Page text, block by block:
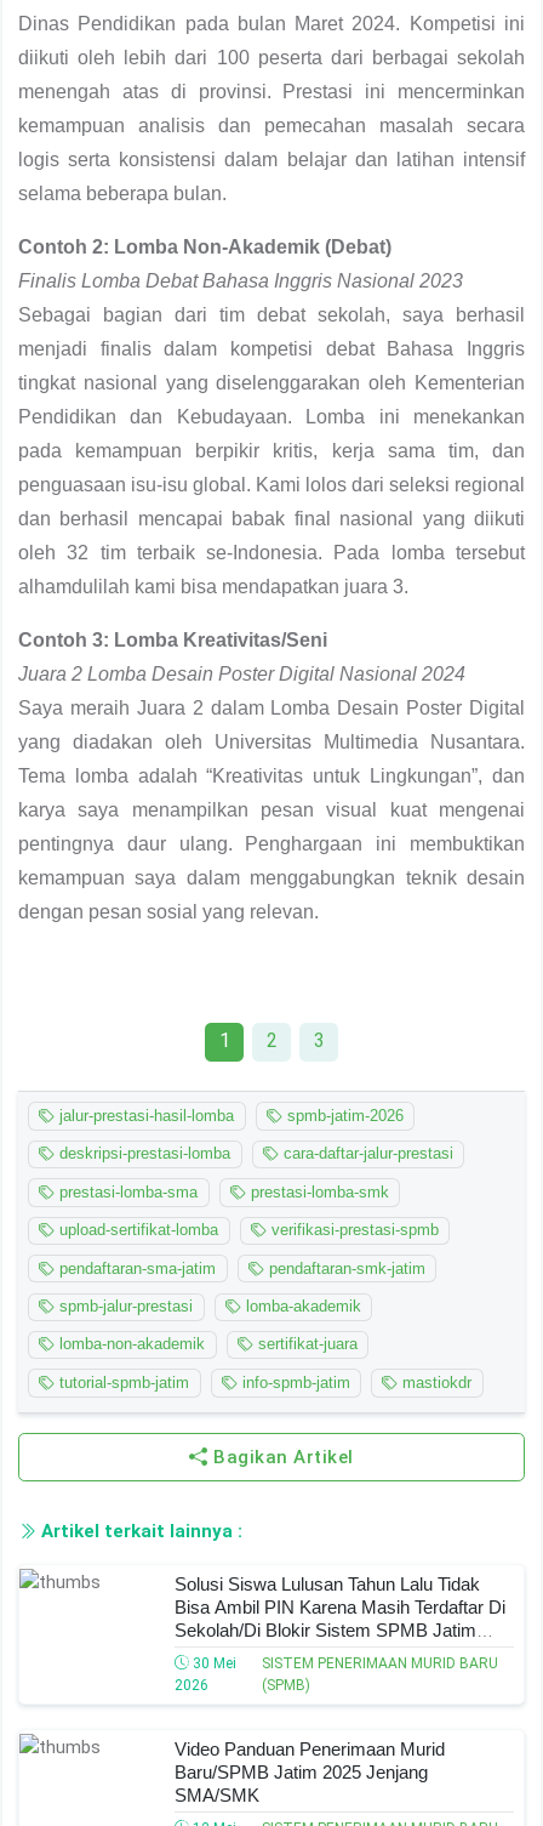
Dinas Pendidikan pada bulan Maret 2024. Kompetisi ini
diikuti oleh lebih dari 100 peserta dari berbagai sekolah
menengah atas di provinsi. Prestasi ini mencerminkan
kemampuan analisis dan pemecahan masalah secara
logis serta konsistensi dalam belajar dan latihan intensif
selama beberapa bulan.
Contoh 2: Lomba Non-Akademik (Debat)
Finalis Lomba Debat Bahasa Inggris Nasional 2023
Sebagai bagian dari tim debat sekolah, saya berhasil
menjadi finalis dalam kompetisi debat Bahasa Inggris
tingkat nasional yang diselenggarakan oleh Kementerian
Pendidikan dan Kebudayaan. Lomba ini menekankan
pada kemampuan berpikir kritis, kerja sama tim, dan
penguasaan isu-isu global. Kami lolos dari seleksi regional
dan berhasil mencapai babak final nasional yang diikuti
oleh 32 tim terbaik se-Indonesia. Pada lomba tersebut
alhamdulilah kami bisa mendapatkan juara 3.
Contoh 3: Lomba Kreativitas/Seni
Juara 2 Lomba Desain Poster Digital Nasional 2024
Saya meraih Juara 2 dalam Lomba Desain Poster Digital
yang diadakan oleh Universitas Multimedia Nusantara.
Tema lomba adalah “Kreativitas untuk Lingkungan”, dan
karya saya menampilkan pesan visual kuat mengenai
pentingnya daur ulang. Penghargaan ini membuktikan
kemampuan saya dalam menggabungkan teknik desain
dengan pesan sosial yang relevan.
1 2 3
jalur-prestasi-hasil-lomba spmb-jatim-2026
deskripsi-prestasi-lomba cara-daftar-jalur-prestasi
prestasi-lomba-sma prestasi-lomba-smk
upload-sertifikat-lomba verifikasi-prestasi-spmb
pendaftaran-sma-jatim pendaftaran-smk-jatim
spmb-jalur-prestasi lomba-akademik
lomba-non-akademik sertifikat-juara
tutorial-spmb-jatim info-spmb-jatim mastiokdr
Bagikan Artikel
Artikel terkait lainnya :
Solusi Siswa Lulusan Tahun Lalu Tidak
Bisa Ambil PIN Karena Masih Terdaftar Di
Sekolah/Di Blokir Sistem SPMB Jatim
202630 Mei
2026
SISTEM PENERIMAAN MURID BARU
(SPMB)
Video Panduan Penerimaan Murid
Baru/SPMB Jatim 2025 Jenjang
SMA/SMK